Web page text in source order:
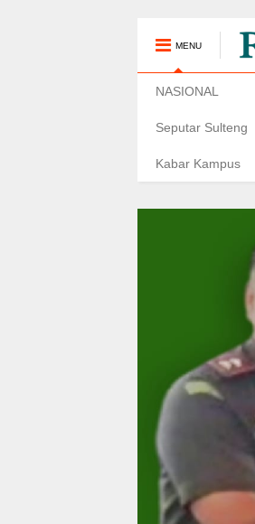
MENU
NASIONAL
Seputar Sulteng
Kabar Kampus